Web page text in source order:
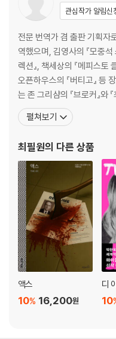
관심작가 알림신
전문 번역가 겸 출판 기획자
역했으며, 김영사의 『모중석
렉션』, 책세상의 『메피스토
오픈하우스의 『버티고』 등
는 존 그리샴의 『브로커』와
럽』과 『서바이버』를 비롯
리 디버의 『소녀의 무덤』, 할
그리니의 『그레이맨』 등이
펼쳐보기
최필원의 다른 상품
액스
16,200원
10%
디
10